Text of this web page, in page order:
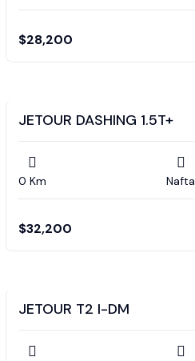
$28,200
JETOUR DASHING 1.5T+
0 Km Nafta
$32,200
JETOUR T2 I-DM